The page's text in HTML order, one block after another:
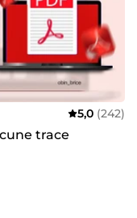
5,0 (242)
trace